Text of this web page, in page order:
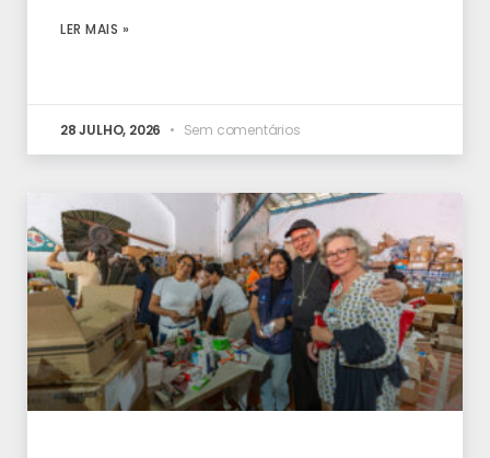
LER MAIS »
28 JULHO, 2026 Sem comentários